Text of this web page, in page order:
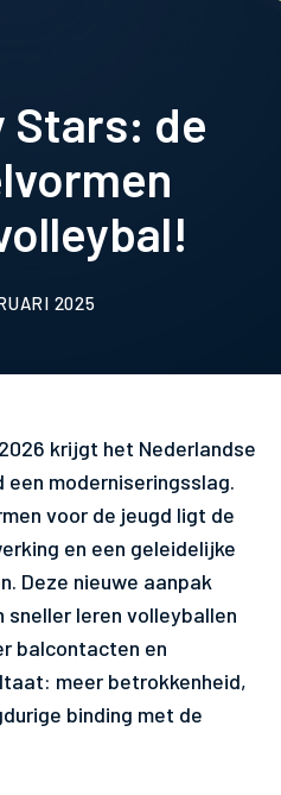
Stars: de
2025
krijgt het Nederlandse
moderniseringsslag.
voor de jeugd ligt de
en een geleidelijke
Deze nieuwe aanpak
leren volleyballen
balcontacten en
meer betrokkenheid,
binding met de